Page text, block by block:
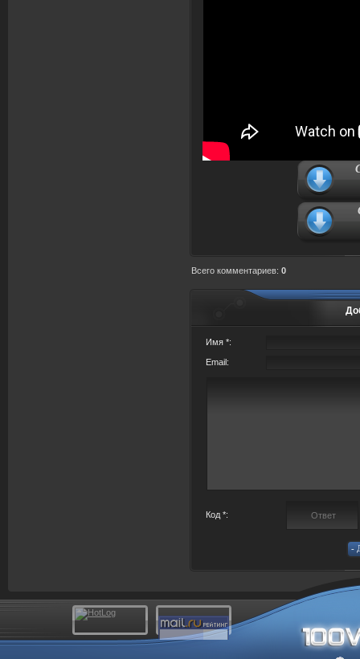
Всего комментариев: 0
Имя *:
Email:
Код *: